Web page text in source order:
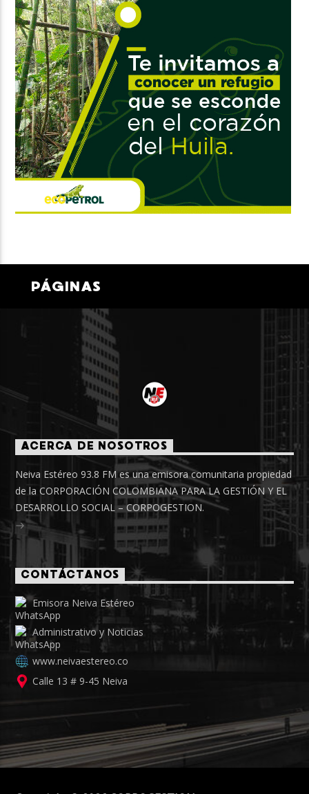
PÁGINAS
ACERCA DE NOSOTROS
Neiva Estéreo 93.8 FM es una emisora comunitaria propiedad
de la CORPORACIÓN COLOMBIANA PARA LA GESTIÓN Y EL
DESARROLLO SOCIAL – CORPOGESTION.
CONTÁCTANOS
Emisora Neiva Estéreo
Administrativo y Noticias
www.neivaestereo.co
Calle 13 # 9-45 Neiva